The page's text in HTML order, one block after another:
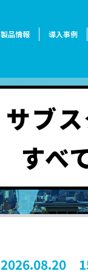
製品情報 導入事例
サブ
すべ
2026.08.20